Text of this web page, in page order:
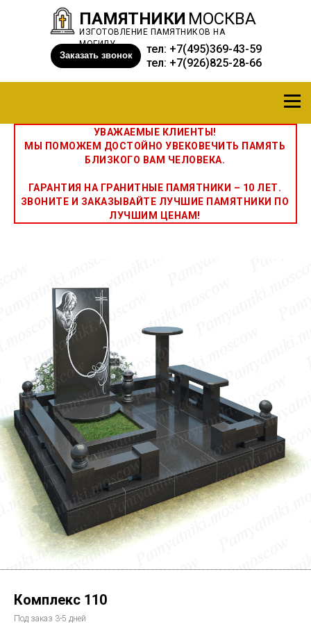
Заказать звонок тел: +7(495)369-43-59
тел: +7(926)825-28-66
ПАМЯТНИКИ МОСКВА
ИЗГОТОВЛЕНИЕ ПАМЯТНИКОВ НА
МОГИЛУ
УВАЖАЕМЫЕ КЛИЕНТЫ!
МЫ ПОМОЖЕМ ДОСТОЙНО УВЕКОВЕЧИТЬ ПАМЯТЬ
БЛИЗКОГО ВАМ ЧЕЛОВЕКА.
ГАРАНТИЯ НА ГРАНИТНЫЕ ПАМЯТНИКИ – 10 ЛЕТ.
ЗВОНИТЕ И ЗАКАЗЫВАЙТЕ ЛУЧШИЕ ПАМЯТНИКИ ПО
ЛУЧШИМ ЦЕНАМ!
Комплекс 110
Под заказ 3-5 дней